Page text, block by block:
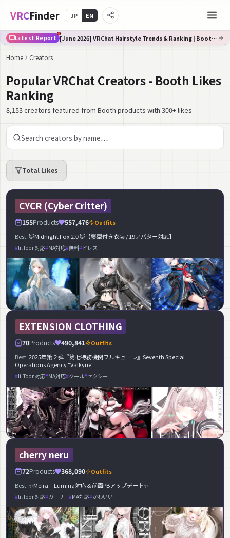
VRCFinder JP EN
Latest Report [June 2026] VRChat Hairstyle Trends & Ranking | Booth Trend Analysis
Home Creators
Popular VRChat Creators - Booth Likes
Ranking
8,153 creators featured from Booth products with 300+ likes
Total Likes
CYCR (Cyber Critter)
155Products 557,476
Outfits
Best:🦊Midnight Fox 2.0 🦊【髪型付き衣装 / 19アバター対応】
lilToon対応 MA対応 無料 ドレス
EXTENSION CLOTHING
70Products 490,841
Outfits
Best:2025年第２弾『第七特務機関ワルキューレ』Seventh Special
Operations Agency "Valkyrie"
lilToon対応 MA対応 クール セクシー
cherry neru
72Products 368,090
Outfits
Best:✨Meira｜Lumina対応＆前面PBアップデート✨
lilToon対応 ガーリー MA対応 かわいい